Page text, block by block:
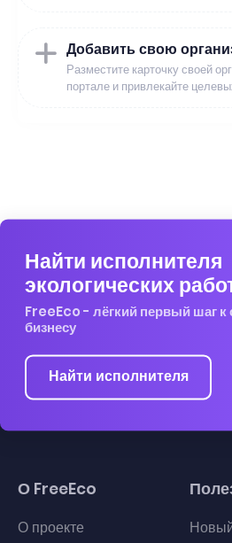
Добавить свою
Разместите карточку своей
портале и привлекайте
Найти исполнителя
экологических
FreeEco - лёгкий первый шаг
бизнесу
Найти исполнителя
О FreeEco
О проекте